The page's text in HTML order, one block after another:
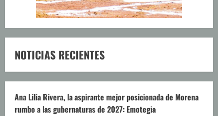
NOTICIAS RECIENTES
Ana Lilia Rivera, la aspirante mejor posicionada de Morena
rumbo a las gubernaturas de 2027: Emotegia